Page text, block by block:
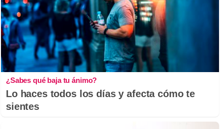
¿Sabes qué baja tu ánimo?
Lo haces todos los días y afecta cómo te
sientes